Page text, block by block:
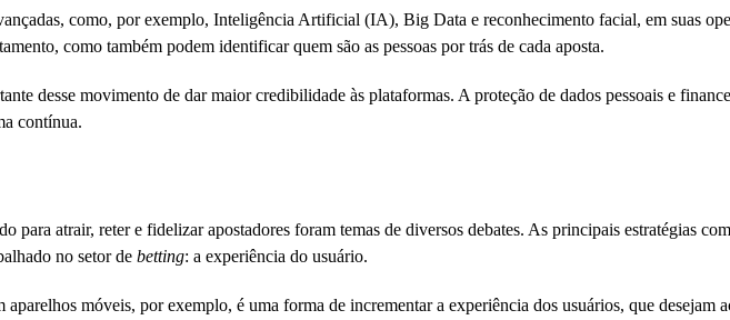
como, por exemplo, Inteligência Artificial (IA), Big Data e reconhecimento facial, em suas
como também podem identificar quem são as pessoas por trás de cada aposta.
desse movimento de dar maior credibilidade às plataformas. A proteção de dados pessoais e
contínua.
para atrair, reter e fidelizar apostadores foram temas de diversos debates. As principais estratégias
no setor debetting: a experiência do usuário.
móveis, por exemplo, é uma forma de incrementar a experiência dos usuários, que desejam